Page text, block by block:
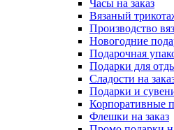
Часы на заказ
Вязаный
Производство
Новогодние
Подарочная
Подарки для
Сладости на
Подарки и
Корпоративные
Флешки на заказ